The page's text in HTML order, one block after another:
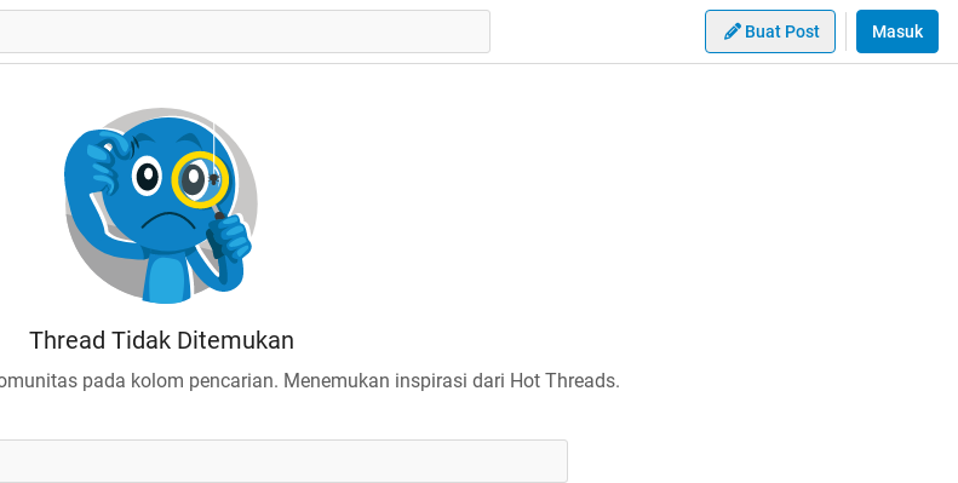
Buat Post Masuk
Thread Tidak Ditemukan
pada kolom pencarian. Menemukan inspirasi dari Hot Threads.